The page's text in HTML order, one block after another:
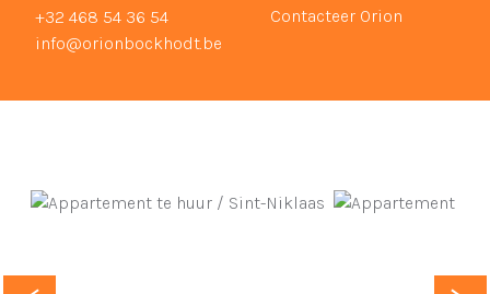
+32 468 54 36 54
info@orionbockhodt.be
Contacteer Orion